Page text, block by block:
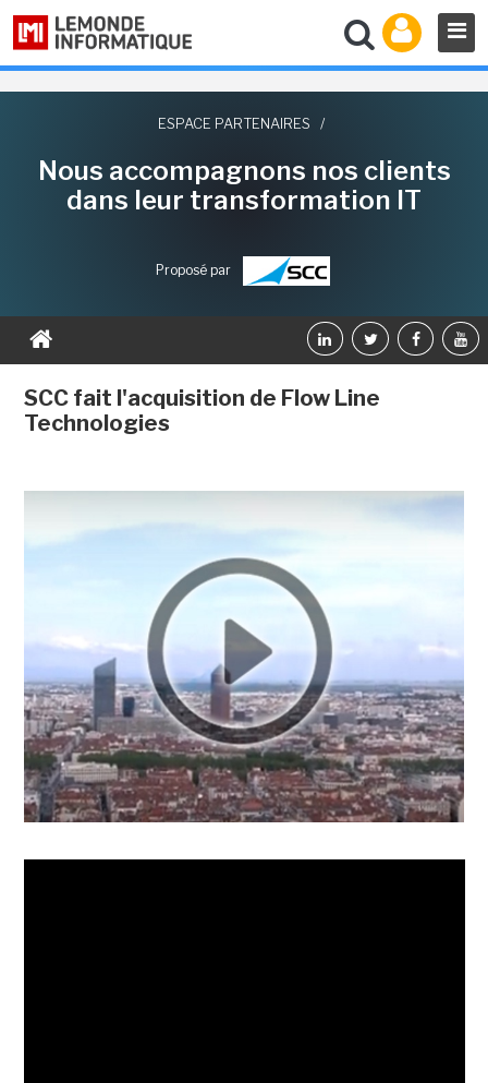
ESPACE PARTENAIRES /
Nous accompagnons nos clients
dans leur transformation IT
Proposé par
SCC fait l'acquisition de Flow Line
Technologies